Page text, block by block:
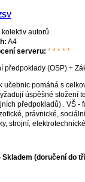
kolektiv autorů
A4
serveru: * * * * *
předpoklady (OSP) +
učebnic pomáhá s
úspěšné složení
předpokladů) . VŠ -
právnické,
strojní,
Skladem (doručení do